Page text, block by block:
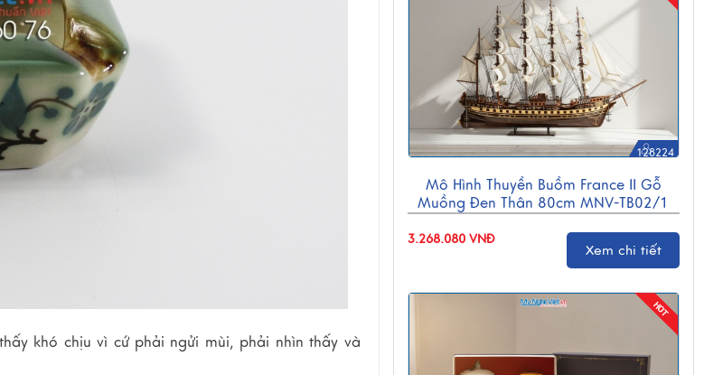
khó chịu vì cứ phải ngửi mùi, phải nhìn thấy và
128224
Mô Hình Thuyền Buồm France II Gỗ
Muồng Đen Thân 80cm MNV-TB02/1
3.268.080 VNĐ
Xem chi tiết